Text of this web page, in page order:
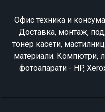
Офис техника и
Доставка, монтаж,
тонер касети,
материали. Компютри,
фотоапарати - HP,